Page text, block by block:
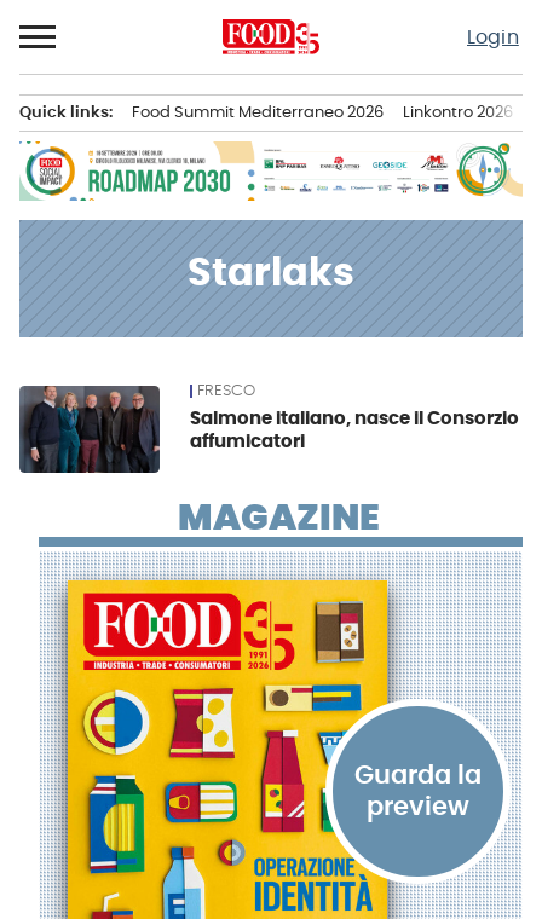
al
contenuto
Login
principale
Quick links: Food Summit Mediterraneo 2026 Linkontro 2026
Starlaks
News FRESCO
Salmone italiano, nasce il Consorzio
affumicatori
MAGAZINE